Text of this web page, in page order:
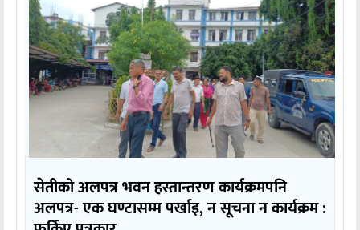
सेतीको अलपत्र भवन हस्तान्तरण कार्यक्रमपनि
अलपत्र- एक घण्टासम्म पर्खाइ, न सूचना न कार्यक्रम :